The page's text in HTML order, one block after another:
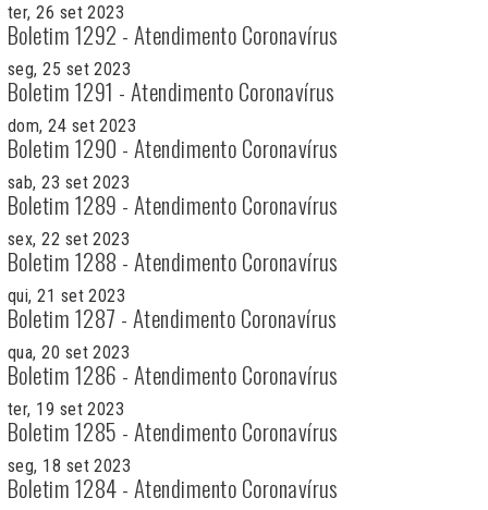
ter, 26 set 2023
Boletim 1292 - Atendimento Coronavírus
seg, 25 set 2023
Boletim 1291 - Atendimento Coronavírus
dom, 24 set 2023
Boletim 1290 - Atendimento Coronavírus
sab, 23 set 2023
Boletim 1289 - Atendimento Coronavírus
sex, 22 set 2023
Boletim 1288 - Atendimento Coronavírus
qui, 21 set 2023
Boletim 1287 - Atendimento Coronavírus
qua, 20 set 2023
Boletim 1286 - Atendimento Coronavírus
ter, 19 set 2023
Boletim 1285 - Atendimento Coronavírus
seg, 18 set 2023
Boletim 1284 - Atendimento Coronavírus